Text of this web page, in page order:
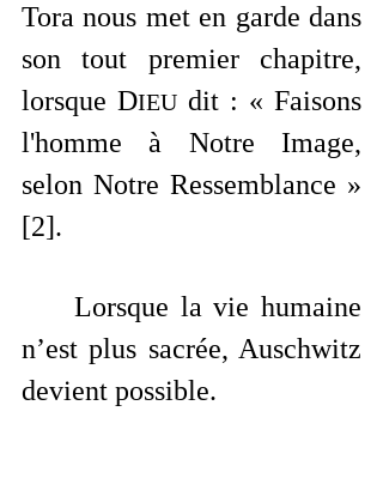
Tora nous met en garde dans
son tout premier chapitre,
lorsque DIEU dit : « Faisons
l'homme à Notre Image,
selon Notre Ressemblance »
[2].
n’est plus sacrée, Auschwitz
devient possible.